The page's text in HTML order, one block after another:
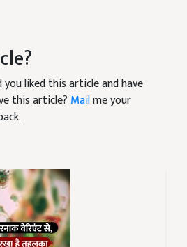
you liked this article and have
this article? Mailme your